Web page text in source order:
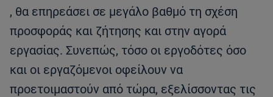
, θα επηρεάσει σε μεγάλο βαθμό τη σχέση
προσφοράς και ζήτησης και στην αγορά
εργασίας. Συνεπώς, τόσο οι εργοδότες όσο
και οι εργαζόμενοι οφείλουν να
προετοιμαστούν από τώρα, εξελίσσοντας τις